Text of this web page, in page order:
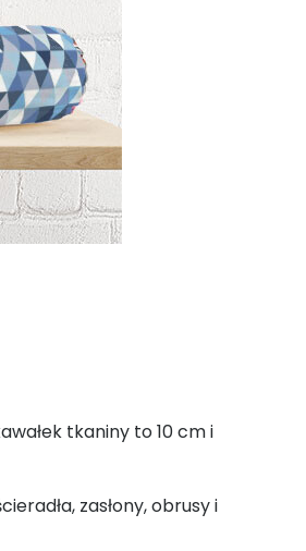
tkaniny to 10 cm i
zasłony, obrusy i